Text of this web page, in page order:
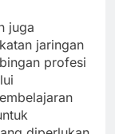
juga
jaringan
profesi